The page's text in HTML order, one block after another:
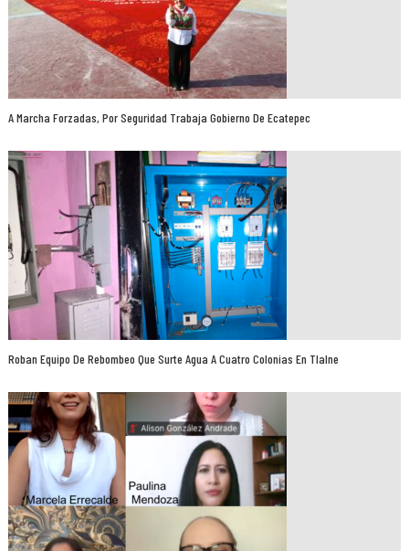
A Marcha Forzadas, Por Seguridad Trabaja Gobierno De Ecatepec
Roban Equipo De Rebombeo Que Surte Agua A Cuatro Colonias En Tlalne